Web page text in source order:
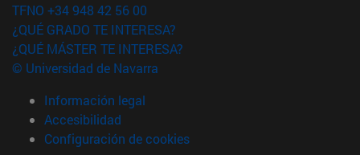
TFNO +34 948 42 56 00
¿QUÉ GRADO TE INTERESA?
¿QUÉ MÁSTER TE INTERESA?
© Universidad de Navarra
Información legal
Accesibilidad
Configuración de cookies